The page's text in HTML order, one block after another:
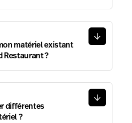
matériel existant
Restaurant ?
différentes
?